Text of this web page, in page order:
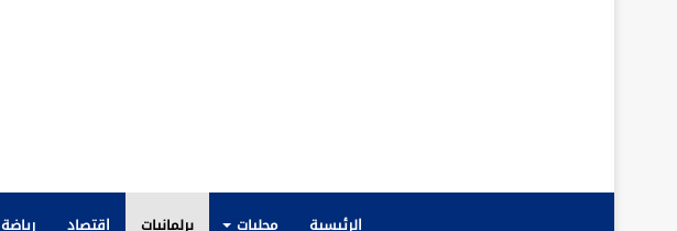
الرئيسية محليات برلمانيات اقتصاد رياضة